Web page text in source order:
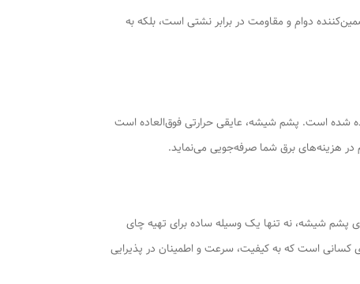
دوام و مقاومت در برابر نشتی است، بلکه به
شده است. پشم شیشه، عایقی حرارتی فوق‌العاده است
هزینه‌های برق شما صرفه‌جویی می‌نماید.
پرقدرت 1000 و 2000 واتی، شیر برنجی مقاوم و عایق‌بندی پشم شیشه، نه تنها یک وسیله ساده برای تهیه چای
کسانی است که به کیفیت، سرعت و اطمینان در پذیرایی